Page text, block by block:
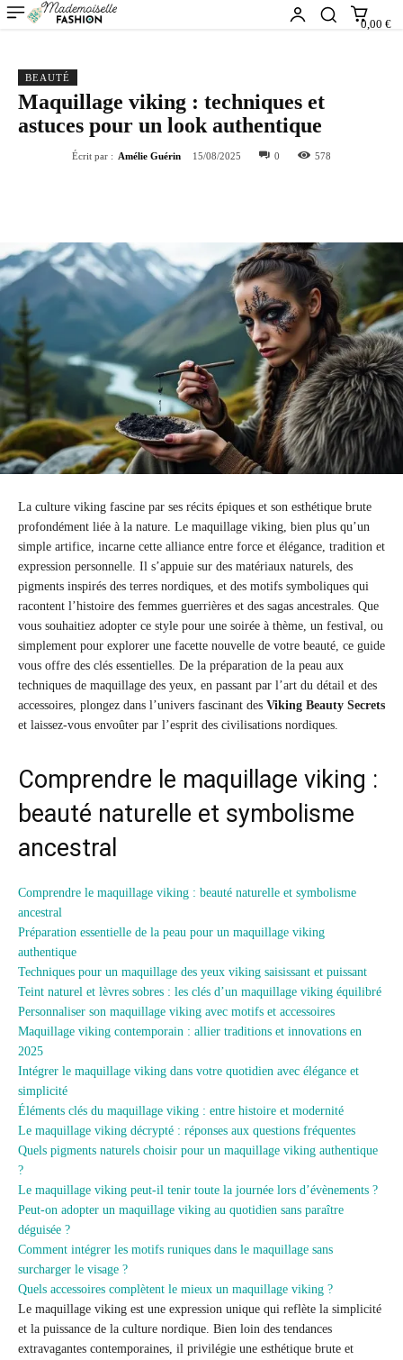
0,00 €
BEAUTÉ
Maquillage viking : techniques et
astuces pour un look authentique
Écrit par : Amélie Guérin 15/08/2025 0 578
La culture viking fascine par ses récits épiques et son esthétique brute
profondément liée à la nature. Le maquillage viking, bien plus qu’un
simple artifice, incarne cette alliance entre force et élégance, tradition et
expression personnelle. Il s’appuie sur des matériaux naturels, des
pigments inspirés des terres nordiques, et des motifs symboliques qui
racontent l’histoire des femmes guerrières et des sagas ancestrales. Que
vous souhaitiez adopter ce style pour une soirée à thème, un festival, ou
simplement pour explorer une facette nouvelle de votre beauté, ce guide
vous offre des clés essentielles. De la préparation de la peau aux
techniques de maquillage des yeux, en passant par l’art du détail et des
accessoires, plongez dans l’univers fascinant des Viking Beauty Secrets
et laissez-vous envoûter par l’esprit des civilisations nordiques.
Comprendre le maquillage viking :
beauté naturelle et symbolisme
ancestral
Comprendre le maquillage viking : beauté naturelle et symbolisme
ancestral
Préparation essentielle de la peau pour un maquillage viking
authentique
Techniques pour un maquillage des yeux viking saisissant et puissant
Teint naturel et lèvres sobres : les clés d’un maquillage viking équilibré
Personnaliser son maquillage viking avec motifs et accessoires
Maquillage viking contemporain : allier traditions et innovations en
2025
Intégrer le maquillage viking dans votre quotidien avec élégance et
simplicité
Éléments clés du maquillage viking : entre histoire et modernité
Le maquillage viking décrypté : réponses aux questions fréquentes
Quels pigments naturels choisir pour un maquillage viking authentique
?
Le maquillage viking peut-il tenir toute la journée lors d’évènements ?
Peut-on adopter un maquillage viking au quotidien sans paraître
déguisée ?
Comment intégrer les motifs runiques dans le maquillage sans
surcharger le visage ?
Quels accessoires complètent le mieux un maquillage viking ?
Le maquillage viking est une expression unique qui reflète la simplicité
et la puissance de la culture nordique. Bien loin des tendances
extravagantes contemporaines, il privilégie une esthétique brute et